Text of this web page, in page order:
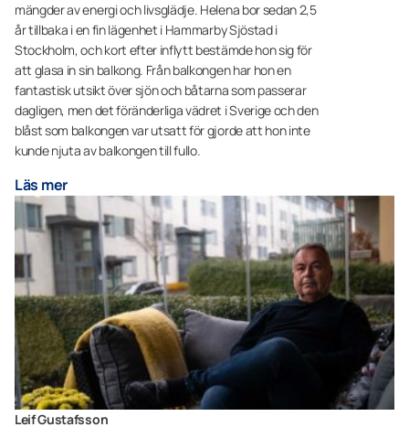
mängder av energi och livsglädje. Helena bor sedan 2,5
år tillbaka i en fin lägenhet i Hammarby Sjöstad i
Stockholm, och kort efter inflytt bestämde hon sig för
att glasa in sin balkong. Från balkongen har hon en
fantastisk utsikt över sjön och båtarna som passerar
dagligen, men det föränderliga vädret i Sverige och den
blåst som balkongen var utsatt för gjorde att hon inte
kunde njuta av balkongen till fullo.
Läs mer
Leif Gustafsson